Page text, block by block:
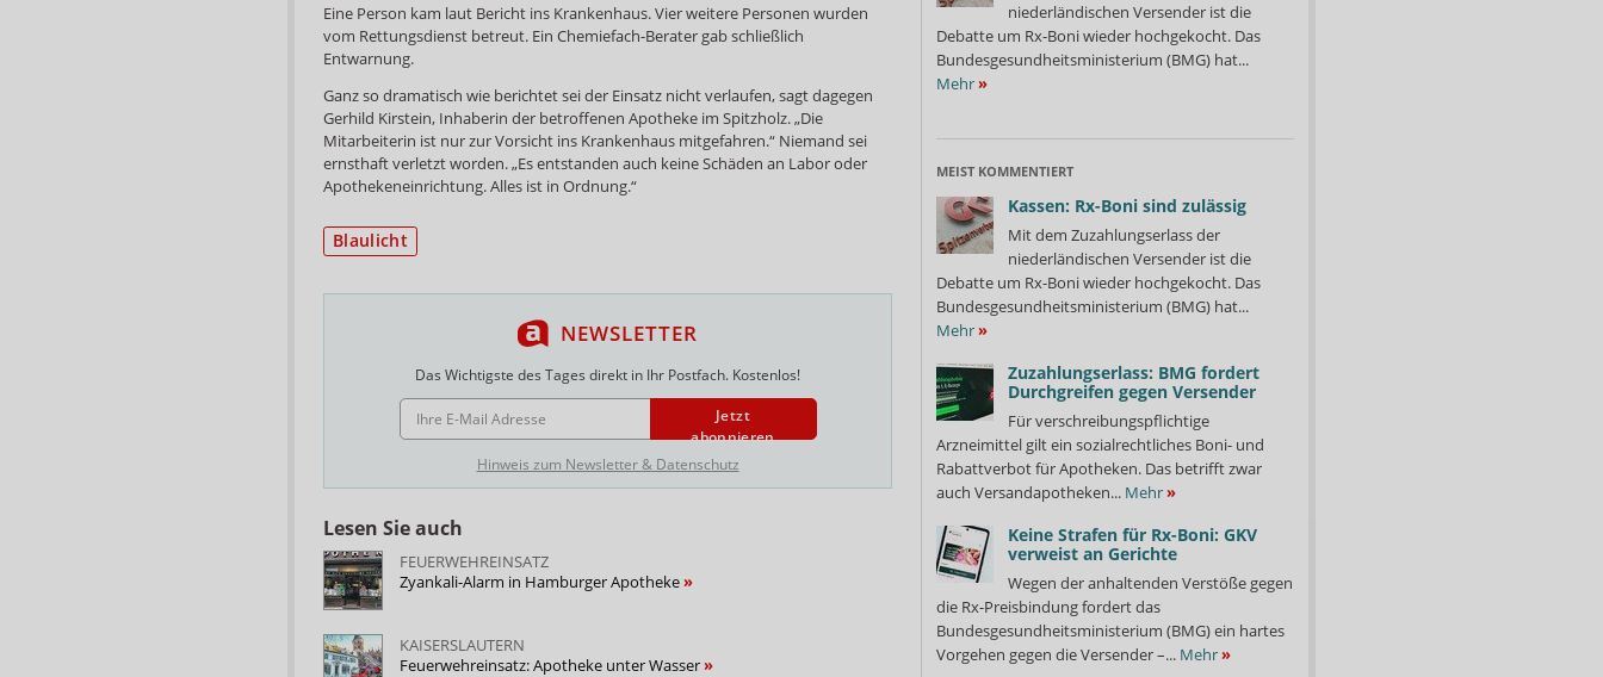
Eine Person kam laut Bericht ins Krankenhaus. Vier weitere Personen wurden
vom Rettungsdienst betreut. Ein Chemiefach-Berater gab schließlich
Entwarnung.
Ganz so dramatisch wie berichtet sei der Einsatz nicht verlaufen, sagt dagegen
Gerhild Kirstein, Inhaberin der betroffenen Apotheke im Spitzholz. „Die
Mitarbeiterin ist nur zur Vorsicht ins Krankenhaus mitgefahren.“ Niemand sei
ernsthaft verletzt worden. „Es entstanden auch keine Schäden an Labor oder
Apothekeneinrichtung. Alles ist in Ordnung.“
Blaulicht
NEWSLETTER
Das Wichtigste des Tages direkt in Ihr Postfach. Kostenlos!
E-MAIL ADRESSE
Jetzt
abonnieren
Hinweis zum Newsletter & Datenschutz
Lesen Sie auch
FEUERWEHREINSATZ
Zyankali-Alarm in Hamburger Apotheke
KAISERSLAUTERN
Feuerwehreinsatz: Apotheke unter Wasser
niederländischen Versender ist die
Debatte um Rx-Boni wieder hochgekocht. Das
Bundesgesundheitsministerium (BMG) hat...
Mehr»
MEIST KOMMENTIERT
Kassen: Rx-Boni sind zulässig
Mit dem Zuzahlungserlass der
niederländischen Versender ist die
Debatte um Rx-Boni wieder hochgekocht. Das
Bundesgesundheitsministerium (BMG) hat...
Mehr»
Zuzahlungserlass: BMG fordert
Durchgreifen gegen Versender
Für verschreibungspflichtige
Arzneimittel gilt ein sozialrechtliches Boni- und
Rabattverbot für Apotheken. Das betrifft zwar
auch Versandapotheken... Mehr»
Keine Strafen für Rx-Boni: GKV
verweist an Gerichte
Wegen der anhaltenden Verstöße gegen
die Rx-Preisbindung fordert das
Bundesgesundheitsministerium (BMG) ein hartes
Vorgehen gegen die Versender –... Mehr»